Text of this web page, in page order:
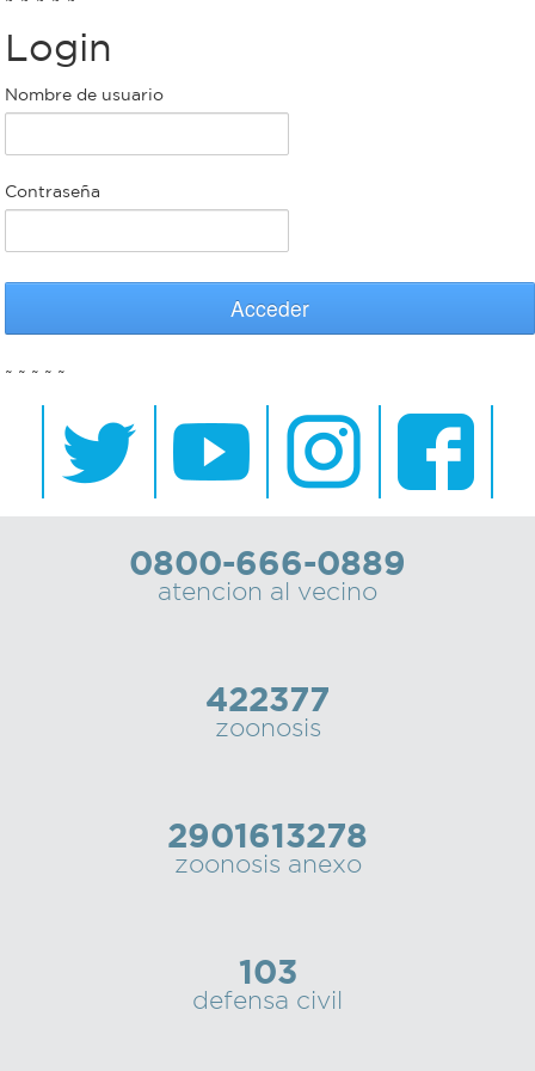
Bromatología
Rentas
Municipal
bondi
Recorrido
colectivos
Recarga
Personal
municipal
Login
Nombre de usuario
Contraseña
Acceder
~ ~ ~ ~ ~
0800-666-0889
atencion al vecino
422377
zoonosis
2901613278
zoonosis anexo
103
defensa civil